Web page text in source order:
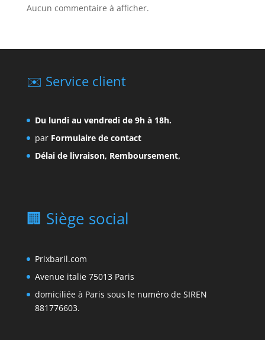
Aucun commentaire à afficher.
✉️ Service client
Du lundi au vendredi de 9h à 18h.
par Formulaire de contact
Délai de livraison, Remboursement,
🏢 Siège social
Prixbaril.com
Avenue italie 75013 Paris
domiciliée à Paris sous le numéro de SIREN
881776603.